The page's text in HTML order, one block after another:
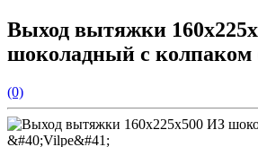
Выход вытяжки
шоколадный с колпаком
(0)